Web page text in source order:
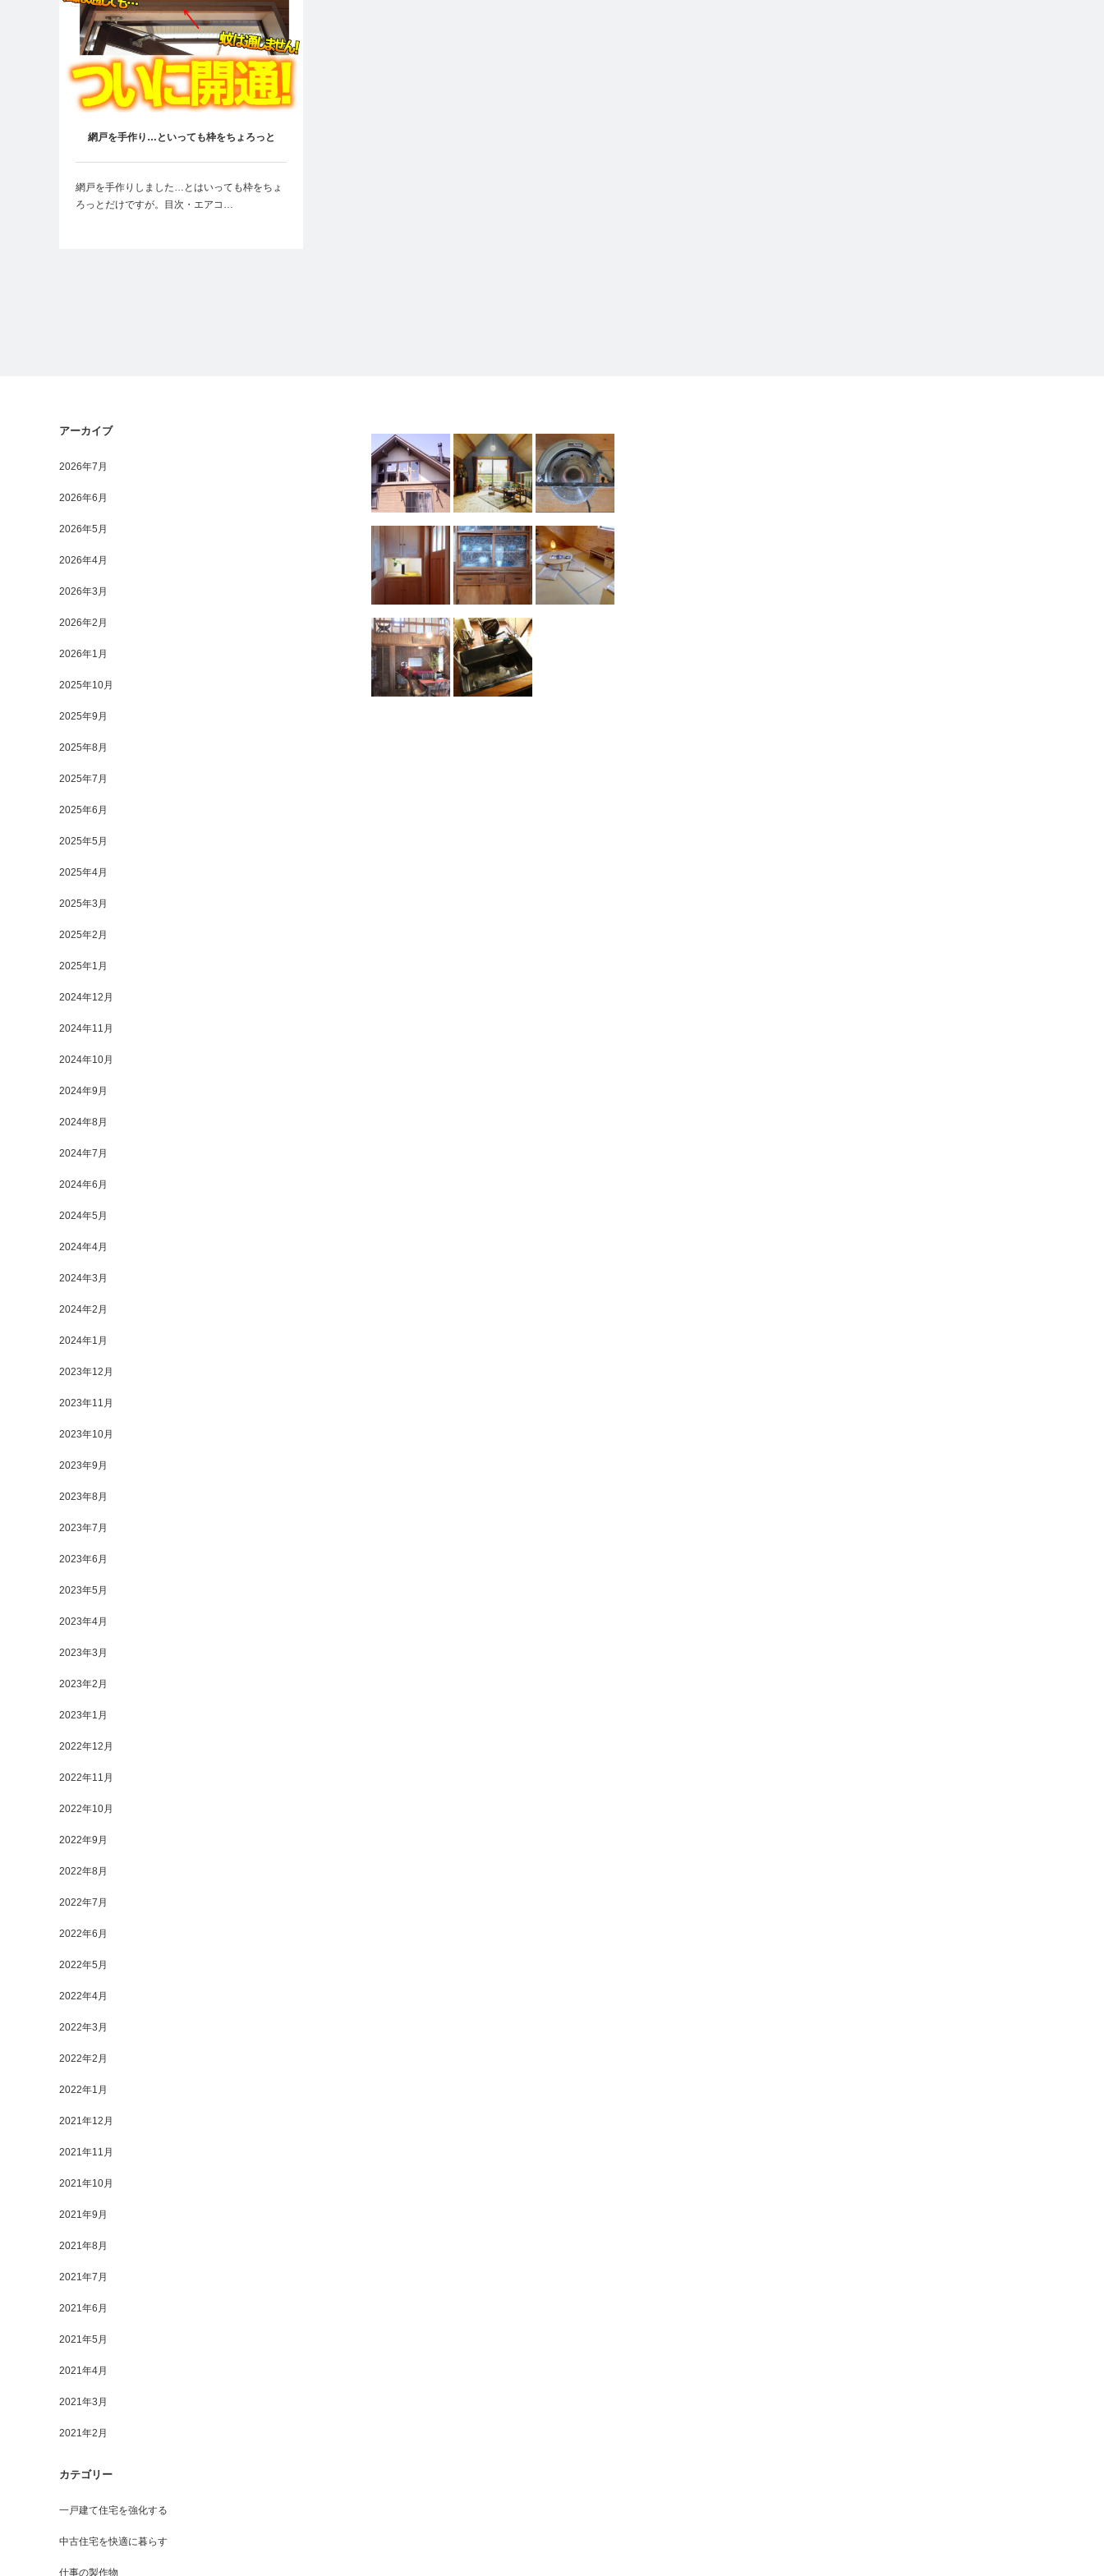
網戸を手作り…といっても枠をちょろっと
網戸を手作りしました…とはいっても枠をちょ
ろっとだけですが。目次・エアコ…
アーカイブ
2026年7月
2026年6月
2026年5月
2026年4月
2026年3月
2026年2月
2026年1月
2025年10月
2025年9月
2025年8月
2025年7月
2025年6月
2025年5月
2025年4月
2025年3月
2025年2月
2025年1月
2024年12月
2024年11月
2024年10月
2024年9月
2024年8月
2024年7月
2024年6月
2024年5月
2024年4月
2024年3月
2024年2月
2024年1月
2023年12月
2023年11月
2023年10月
2023年9月
2023年8月
2023年7月
2023年6月
2023年5月
2023年4月
2023年3月
2023年2月
2023年1月
2022年12月
2022年11月
2022年10月
2022年9月
2022年8月
2022年7月
2022年6月
2022年5月
2022年4月
2022年3月
2022年2月
2022年1月
2021年12月
2021年11月
2021年10月
2021年9月
2021年8月
2021年7月
2021年6月
2021年5月
2021年4月
2021年3月
2021年2月
カテゴリー
一戸建て住宅を強化する
中古住宅を快適に暮らす
仕事の製作物